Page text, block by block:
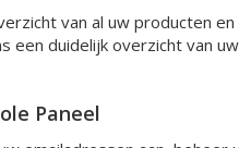
van al uw producten
een duidelijk overzicht van
Paneel